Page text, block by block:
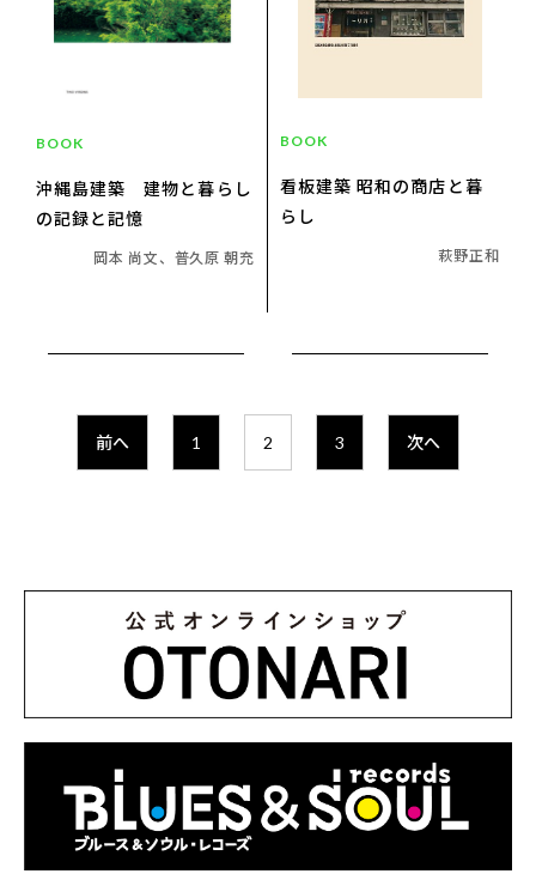
BOOK
沖縄島建築 建物と暮らし
の記録と記憶
岡本 尚文、普久原 朝充
BOOK
看板建築 昭和の商店と暮
らし
萩野正和
前へ 1 2 3 次へ